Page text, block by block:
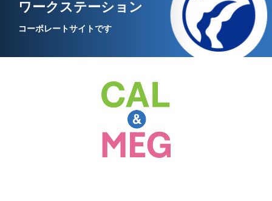
ワークステーション
コーポレートサイトです